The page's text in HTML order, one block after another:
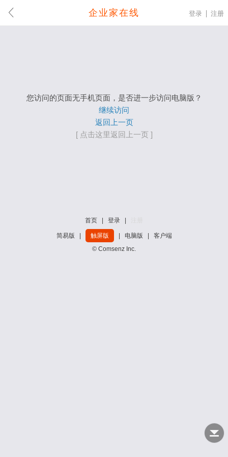
企业家在线 登录 注册
您访问的页面无手机页面，是否进一步访问电脑版？
继续访问
返回上一页
[ 点击这里返回上一页 ]
首页 登录
简易版 触屏版 电脑版
客户端
© Comsenz Inc.